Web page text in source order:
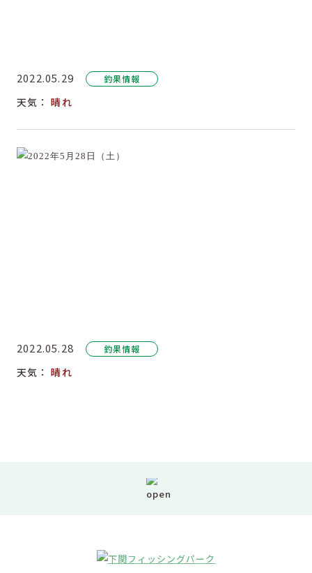
2022.05.29 釣果情報
天気：晴れ
2022.05.28 釣果情報
天気：晴れ